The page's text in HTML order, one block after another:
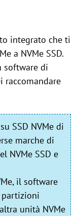
integrato che ti
a NVMe SSD.
software di
raccomandare
SSD NVMe di
marche di
NVMe SSD e
il software
partizioni
unità NVMe